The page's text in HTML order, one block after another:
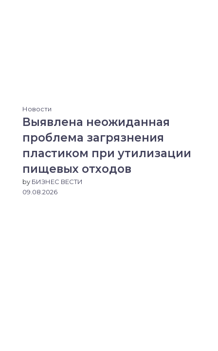
Новости
Выявлена неожиданная
проблема загрязнения
пластиком при утилизации
пищевых отходов
by БИЗНЕС ВЕСТИ
09.08.2026